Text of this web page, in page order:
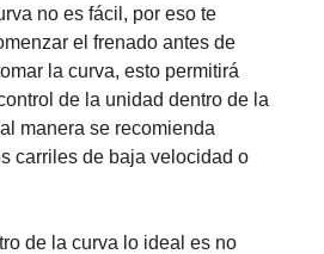
no es fácil, por eso te
el frenado antes de
la curva, esto permitirá
de la unidad dentro de la
manera se recomienda
carriles de baja velocidad o
de la curva lo ideal es no